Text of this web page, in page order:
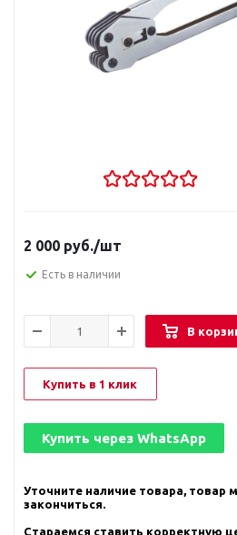
2 000 руб./шт
Есть в наличии
В
Купить в 1 клик
Купить через WhatsApp
Уточните наличие товара, товар
закончиться.
Стараемся ставить корректную